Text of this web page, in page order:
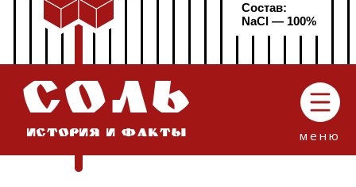
Состав:
NaCl — 100%
меню
СОЛЬ
ИСТОРИЯ И ФАКТЫ